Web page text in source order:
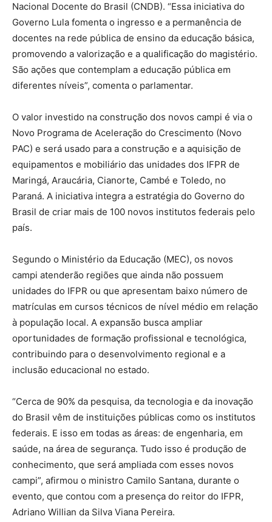
Nacional Docente do Brasil (CNDB). “Essa iniciativa do
Governo Lula fomenta o ingresso e a permanência de
docentes na rede pública de ensino da educação básica,
promovendo a valorização e a qualificação do magistério.
São ações que contemplam a educação pública em
diferentes níveis”, comenta o parlamentar.
O valor investido na construção dos novos campi é via o
Novo Programa de Aceleração do Crescimento (Novo
PAC) e será usado para a construção e a aquisição de
equipamentos e mobiliário das unidades dos IFPR de
Maringá, Araucária, Cianorte, Cambé e Toledo, no
Paraná. A iniciativa integra a estratégia do Governo do
Brasil de criar mais de 100 novos institutos federais pelo
país.
Segundo o Ministério da Educação (MEC), os novos
campi atenderão regiões que ainda não possuem
unidades do IFPR ou que apresentam baixo número de
matrículas em cursos técnicos de nível médio em relação
à população local. A expansão busca ampliar
oportunidades de formação profissional e tecnológica,
contribuindo para o desenvolvimento regional e a
inclusão educacional no estado.
“Cerca de 90% da pesquisa, da tecnologia e da inovação
do Brasil vêm de instituições públicas como os institutos
federais. E isso em todas as áreas: de engenharia, em
saúde, na área de segurança. Tudo isso é produção de
conhecimento, que será ampliada com esses novos
campi”, afirmou o ministro Camilo Santana, durante o
evento, que contou com a presença do reitor do IFPR,
Adriano Willian da Silva Viana Pereira.